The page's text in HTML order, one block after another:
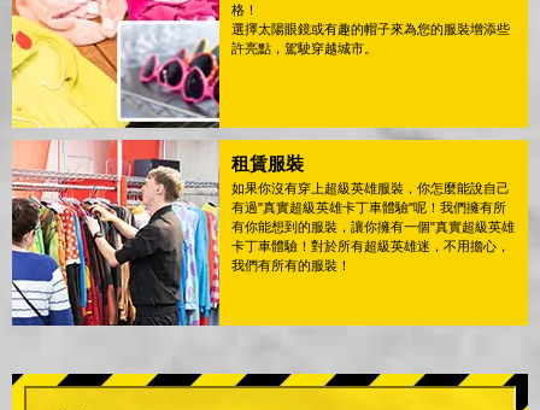
格！
選擇太陽眼鏡或有趣的帽子來為您的服裝增添些
許亮點，駕駛穿越城市。
租賃服裝
如果你沒有穿上超級英雄服裝，你怎麼能說自己
有過"真實超級英雄卡丁車體驗"呢！我們擁有所
有你能想到的服裝，讓你擁有一個"真實超級英雄
卡丁車體驗！對於所有超級英雄迷，不用擔心，
我們有所有的服裝！